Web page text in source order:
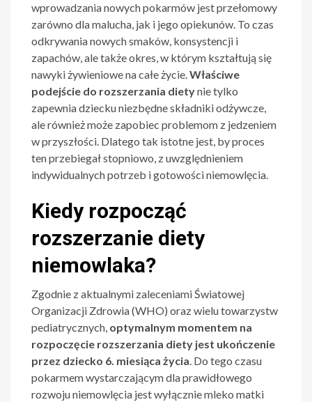
wprowadzania nowych pokarmów jest przełomowy
zarówno dla malucha, jak i jego opiekunów. To czas
odkrywania nowych smaków, konsystencji i
zapachów, ale także okres, w którym kształtują się
nawyki żywieniowe na całe życie.Właściwe
podejście do rozszerzania dietynie tylko
zapewnia dziecku niezbędne składniki odżywcze,
ale również może zapobiec problemom z jedzeniem
w przyszłości. Dlatego tak istotne jest, by proces
ten przebiegał stopniowo, z uwzględnieniem
indywidualnych potrzeb i gotowości niemowlęcia.
Kiedy rozpocząć
rozszerzanie diety
niemowlaka?
Zgodnie z aktualnymi zaleceniami Światowej
Organizacji Zdrowia (WHO) oraz wielu towarzystw
pediatrycznych, optymalnym momentem na
rozpoczęcie rozszerzania diety jest ukończenie
przez dziecko 6. miesiąca życia. Do tego czasu
pokarmem wystarczającym dla prawidłowego
rozwoju niemowlęcia jest wyłącznie mleko matki